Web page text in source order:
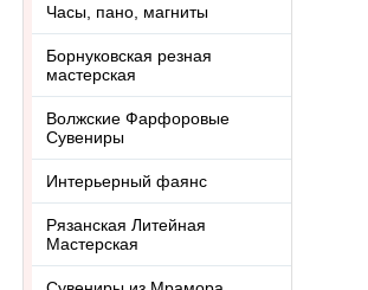
Часы, пано, магниты
Борнуковская резная
мастерская
Волжские Фарфоровые
Сувениры
Интерьерный фаянс
Рязанская Литейная
Мастерская